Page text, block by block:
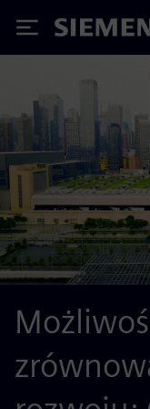
Siemens